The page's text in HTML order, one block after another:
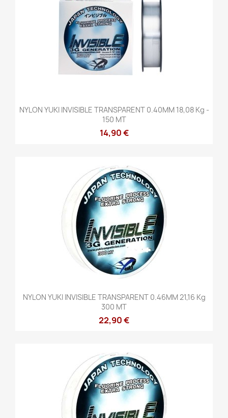
NYLON YUKI INVISIBLE TRANSPARENT 0.40MM 18,08 Kg -
150 MT
14,90 €
NYLON YUKI INVISIBLE TRANSPARENT 0.46MM 21,16 Kg
300 MT
22,90 €